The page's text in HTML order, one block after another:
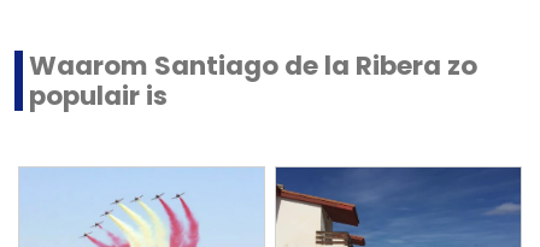
Waarom Santiago de la Ribera zo
populair is